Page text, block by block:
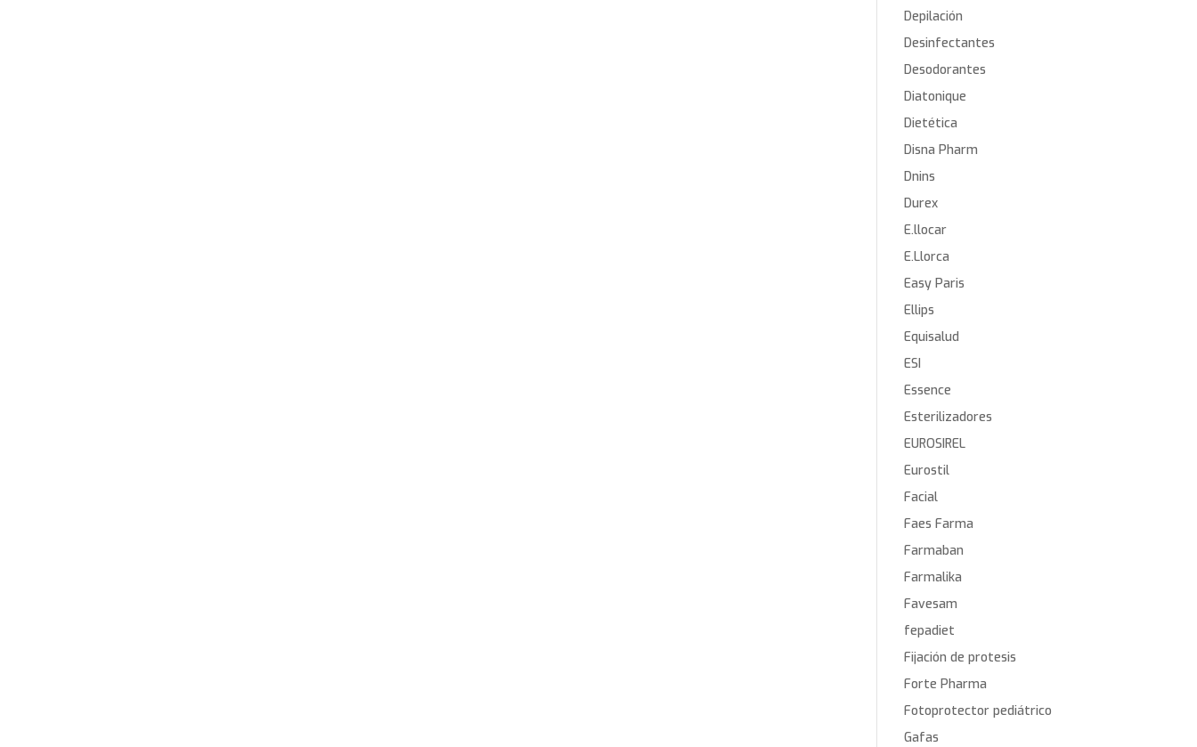
Depilación
Desinfectantes
Desodorantes
Diatonique
Dietética
Disna Pharm
Dnins
Durex
E.llocar
E.Llorca
Easy Paris
Ellips
Equisalud
ESI
Essence
Esterilizadores
EUROSIREL
Eurostil
Facial
Faes Farma
Farmaban
Farmalika
Favesam
fepadiet
Fijación de protesis
Forte Pharma
Fotoprotector pediátrico
Gafas